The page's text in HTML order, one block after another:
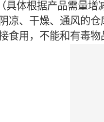
具体根据产品需量增
凉、干燥、通风的仓
食用，不能和有毒物